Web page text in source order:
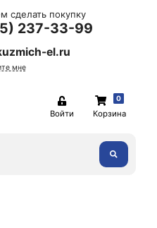
сделать покупку
237-33-99
el.ru
мне
Войти
0
Корзина